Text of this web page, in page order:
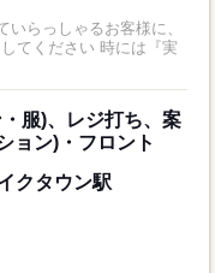
いらっしゃるお客様に、
てください 時には『実
服)、レジ打ち、案
ョン)・フロント
クタウン駅